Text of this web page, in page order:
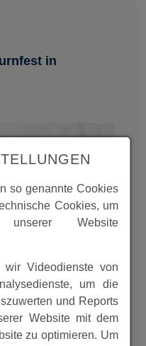
in
Spangenberg ein
für die 14
Spangenberg
so genannte Cookies
Cookies, um
unserer Website
wir Videodienste von
um die
und Reports
Website mit dem
zu optimieren. Um